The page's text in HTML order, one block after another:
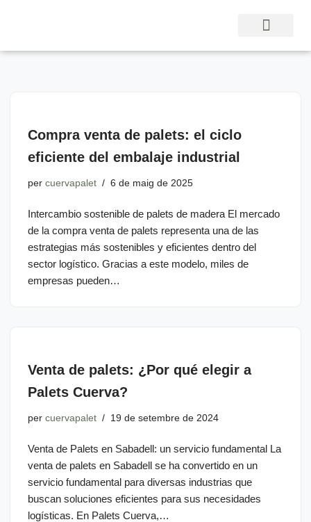
al
Compra venta de palets: el ciclo
eficiente del embalaje industrial
per cuervapalet 6 de maig de 2025
Intercambio sostenible de palets de madera El mercado
de la compra venta de palets representa una de las
estrategias más sostenibles y eficientes dentro del
sector logístico. Gracias a este modelo, miles de
empresas pueden…
Venta de palets: ¿Por qué elegir a
Palets Cuerva?
per cuervapalet 19 de setembre de 2024
Venta de Palets en Sabadell: un servicio fundamental La
venta de palets en Sabadell se ha convertido en un
servicio fundamental para diversas industrias que
buscan soluciones eficientes para sus necesidades
logísticas. En Palets Cuerva,…